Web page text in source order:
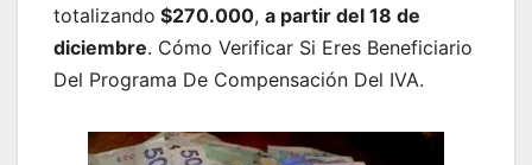
totalizando $270.000, a partir del 18 de
diciembre. Cómo Verificar Si Eres Beneficiario
Del Programa De Compensación Del IVA.